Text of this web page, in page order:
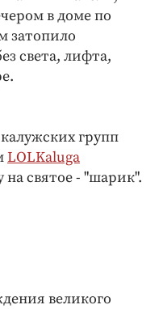
в доме по
затопило
света, лифта,
групп
LOLKaluga
святое - "шарик".
великого